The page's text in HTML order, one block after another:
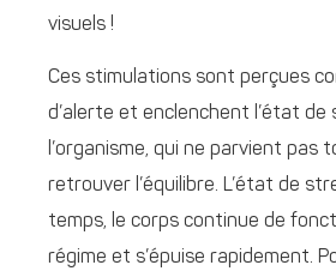
visuels !
Ces stimulations sont perçues
d’alerte et enclenchent l’état de
l’organisme, qui ne parvient pas
retrouver l’équilibre. L’état de
temps, le corps continue de
régime et s’épuise rapidement.